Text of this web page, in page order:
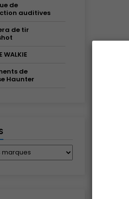
de
auditives
de tir
WALKIE
de
Haunter